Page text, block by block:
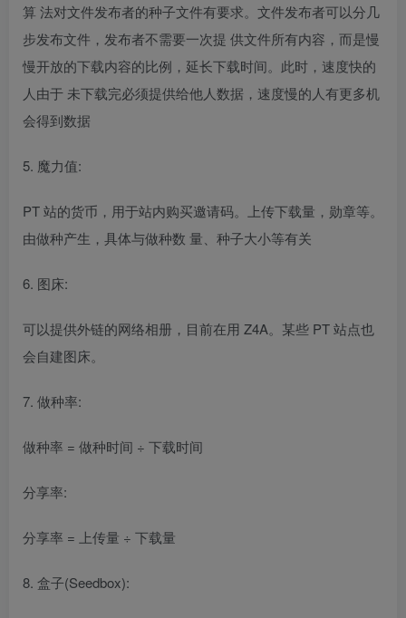
算 法对文件发布者的种子文件有要求。文件发布者可以分几
步发布文件，发布者不需要一次提 供文件所有内容，而是慢
慢开放的下载内容的比例，延长下载时间。此时，速度快的
人由于 未下载完必须提供给他人数据，速度慢的人有更多机
会得到数据
5. 魔力值:
PT 站的货币，用于站内购买邀请码。上传下载量，勋章等。
由做种产生，具体与做种数 量、种子大小等有关
6. 图床:
可以提供外链的网络相册，目前在用 Z4A。某些 PT 站点也
会自建图床。
7. 做种率:
做种率 = 做种时间 ÷ 下载时间
分享率:
分享率 = 上传量 ÷ 下载量
8. 盒子(Seedbox):